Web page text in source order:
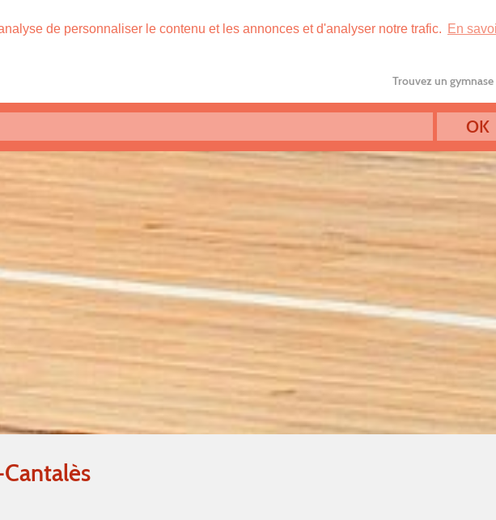
de personnaliser le contenu et les annonces et d'analyser notre trafic. En
Trouvez un